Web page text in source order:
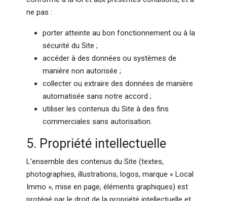
ne pas :
porter atteinte au bon fonctionnement ou à la
sécurité du Site ;
accéder à des données ou systèmes de
manière non autorisée ;
collecter ou extraire des données de manière
automatisée sans notre accord ;
utiliser les contenus du Site à des fins
commerciales sans autorisation.
5. Propriété intellectuelle
L’ensemble des contenus du Site (textes,
photographies, illustrations, logos, marque « Local
Immo », mise en page, éléments graphiques) est